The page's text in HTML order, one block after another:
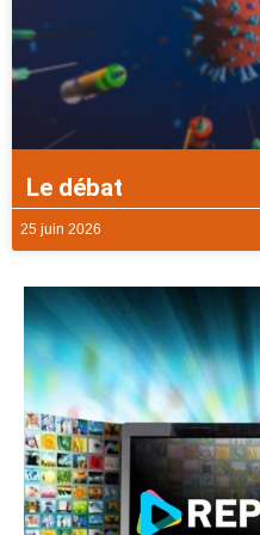
Le débat
25 juin 2026